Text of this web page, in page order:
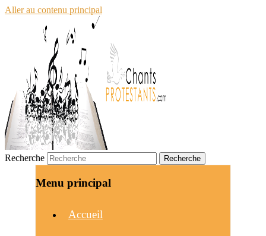
Aller au contenu principal
Recherche
Menu principal
Accueil